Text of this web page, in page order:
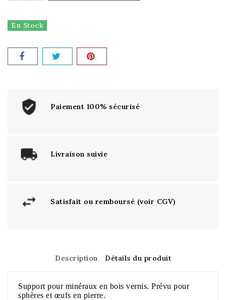
En Stock
Paiement 100% sécurisé
Livraison suivie
Satisfait ou remboursé (voir CGV)
Description Détails du produit
Support pour minéraux en bois vernis. Prévu pour
sphères et œufs en pierre.